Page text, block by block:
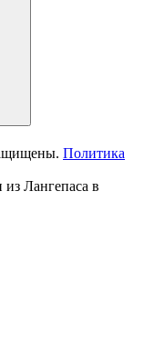
Политика
из Лангепаса в